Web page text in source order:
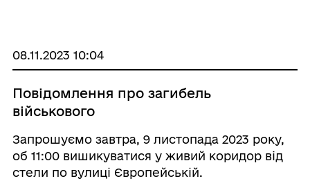
провели Дмитра в останню путь. ...
08.11.2023 10:04
Повідомлення про загибель
військового
Запрошуємо завтра, 9 листопада 2023 року,
об 11:00 вишикуватися у живий коридор від
стели по вулиці Європейській.